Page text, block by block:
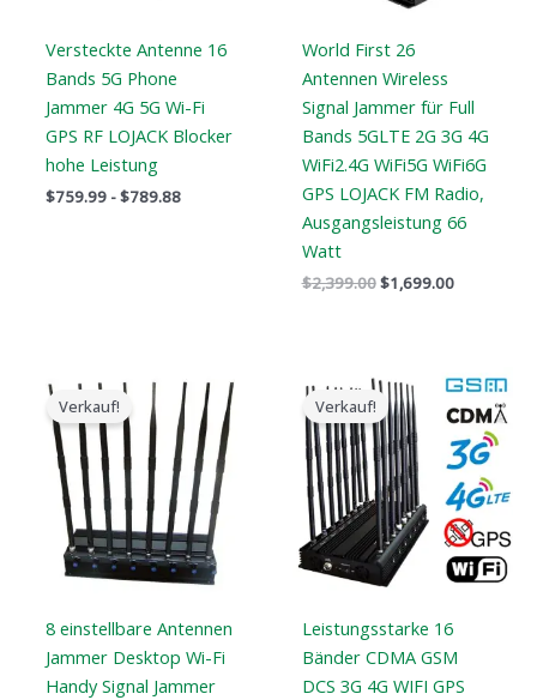
Versteckte Antenne 16
Bands 5G Phone
Jammer 4G 5G Wi-Fi
GPS RF LOJACK Blocker
hohe Leistung
$759.99 -$789.88
World First 26
Antennen Wireless
Signal Jammer für Full
Bands 5GLTE 2G 3G 4G
WiFi2.4G WiFi5G WiFi6G
GPS LOJACK FM Radio,
Ausgangsleistung 66
Watt
$2,399.00$1,699.00
Verkauf!
8 einstellbare Antennen
Jammer Desktop Wi-Fi
Handy Signal Jammer
ursprüngliche
Preis
war:
$799.00.
aktuelle
Preis
ist:
$559.88.
Verkauf!
Leistungsstarke 16
Bänder CDMA GSM
DCS 3G 4G WIFI GPS
Der
ursprüngliche
Preis
war:
$1,799.00.
Der
aktuelle
Preis
ist:
$1,049.99.